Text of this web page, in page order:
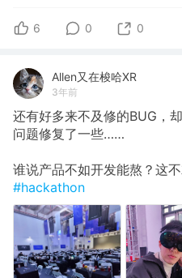
6 0 0
Allen又在梭哈XR
3年前
还有好多来不及修的BUG，
问题修复了一些……
谁说产品不如开发能熬？这
#hackathon